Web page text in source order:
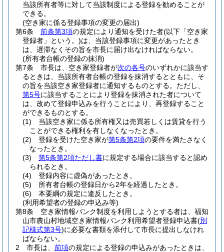
当該所有者等に対して当該制度による登録を勧めることが
できる。
(空き家に係る登録事項の変更の届出)
第6条
前条第3項の規定により通知を受けた者(以下「空き家
登録者」という。)は、当該登録事項に変更があったとき
は、遅滞なくその旨を市長に届け出なければならない。
(所有者台帳の登録の抹消)
第7条
市長は、空き家登録者が次の各号のいずれかに該当す
るときは、当該所有者台帳の登録を抹消するとともに、そ
の旨を当該空き家登録者に通知するものとする。 ただし、
第5号に該当することにより登録を抹消された者について
は、改めて登録申込みを行うことにより、再登録すること
ができるものとする。
(1)
当該空き家に係る所有権又は売買若しくは賃貸を行う
ことができる権利を有しなくなったとき。
(2)
登録を受けた空き家が第5条第2項の要件を満たさなく
なったとき。
(3)
第5条第2項ただし書に規定する場合に該当すると認め
られるとき。
(4)
登録内容に虚偽があったとき。
(5)
所有者台帳の登録日から2年を経過したとき。
(6)
本要綱の規定に違反したとき。
(利用希望者の登録の申込み等)
第8条
空き家情報バンク制度を利用しようとする者は、福知
山市農山村地域空き家情報バンク利用希望者登録申込書(別
記様式第3号)に必要な書類を添付して市長に提出しなけれ
ばならない。
2
市長は、 前項の規定による登録の申込みがあったときは、